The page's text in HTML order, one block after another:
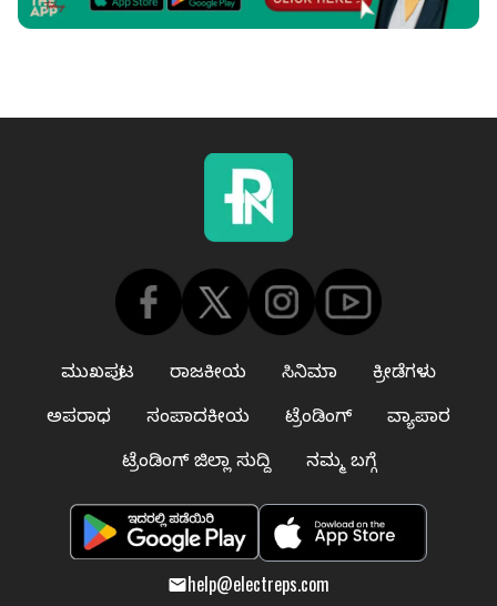
ಮುಖಪುಟ ರಾಜಕೀಯ ಸಿನಿಮಾ
ಕ್ರೀಡೆಗಳು
ಅಪರಾಧ
ಸಂಪಾದಕೀಯ ಟ್ರೆಂಡಿಂಗ್
ವ್ಯಾಪಾರ
ಟ್ರೆಂಡಿಂಗ್ ಜಿಲ್ಲಾ ಸುದ್ದಿ
ನಮ್ಮ ಬಗ್ಗೆ
help@electreps.com